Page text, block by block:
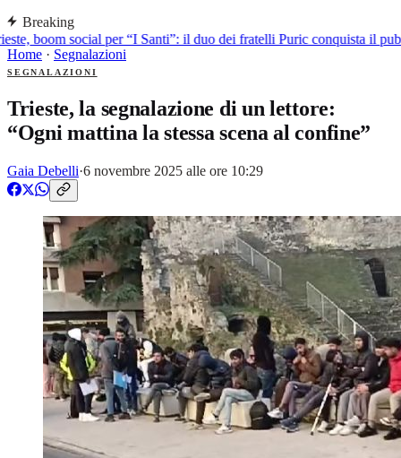
Breaking
boom social per “I Santi”: il duo dei fratelli Puric conquista il
Home · Segnalazioni
SEGNALAZIONI
Trieste, la segnalazione di un lettore:
“Ogni mattina la stessa scena al confine”
Gaia Debelli·6 novembre 2025 alle ore 10:29